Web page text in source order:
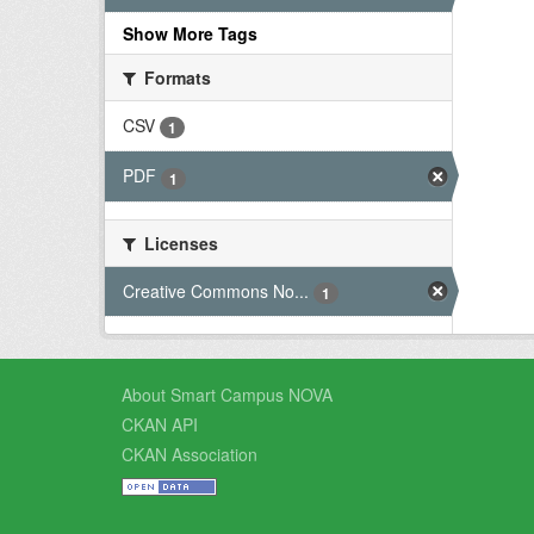
Show More Tags
Formats
CSV
1
PDF 1
Licenses
Creative Commons No...
1
About Smart Campus NOVA
CKAN API
CKAN Association